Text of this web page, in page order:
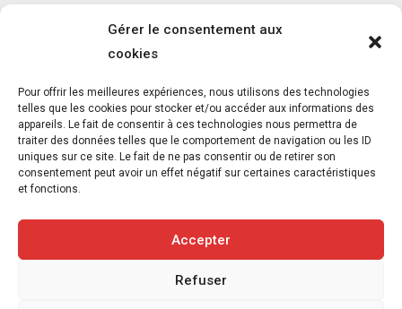
Gérer le consentement aux
cookies
Pour offrir les meilleures expériences, nous utilisons des technologies
telles que les cookies pour stocker et/ou accéder aux informations des
appareils. Le fait de consentir à ces technologies nous permettra de
traiter des données telles que le comportement de navigation ou les ID
uniques sur ce site. Le fait de ne pas consentir ou de retirer son
consentement peut avoir un effet négatif sur certaines caractéristiques
et fonctions.
Accepter
Refuser
L’association FUTUR dénonce le recours à
des « tirs sanitaires » sur des animaux
sauvages déjà victimes de l’incendie
d’Achères-la-Forêt
7 août 2026